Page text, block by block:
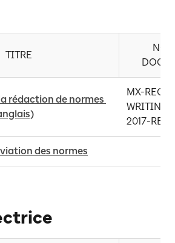
TITRE
NO.
rédaction de normes
MX-REQ
WRITING-
2017-REV1
des normes